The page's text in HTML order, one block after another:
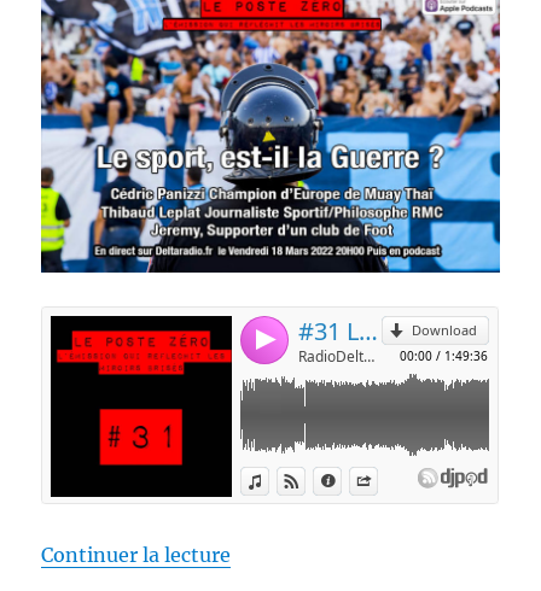
Continuer la lecture